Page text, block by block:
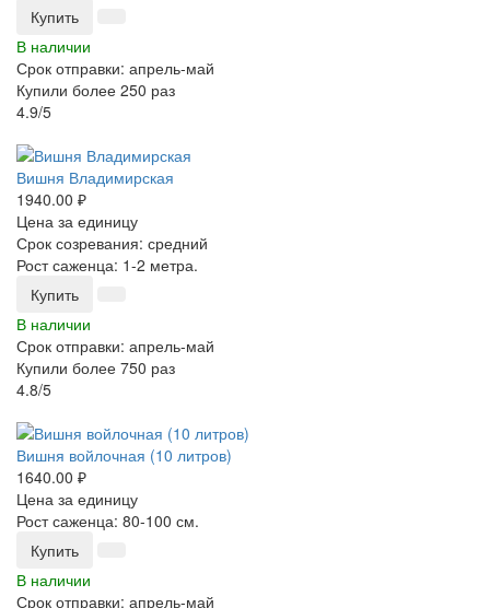
Купить
В наличии
Срок отправки: апрель-май
Купили более 250 раз
4.9/5
Вишня Владимирская
1940.00 ₽
Цена за единицу
Срок созревания: средний
Рост саженца: 1-2 метра.
Купить
В наличии
Срок отправки: апрель-май
Купили более 750 раз
4.8/5
Вишня войлочная (10 литров)
1640.00 ₽
Цена за единицу
Рост саженца: 80-100 см.
Купить
В наличии
Срок отправки: апрель-май